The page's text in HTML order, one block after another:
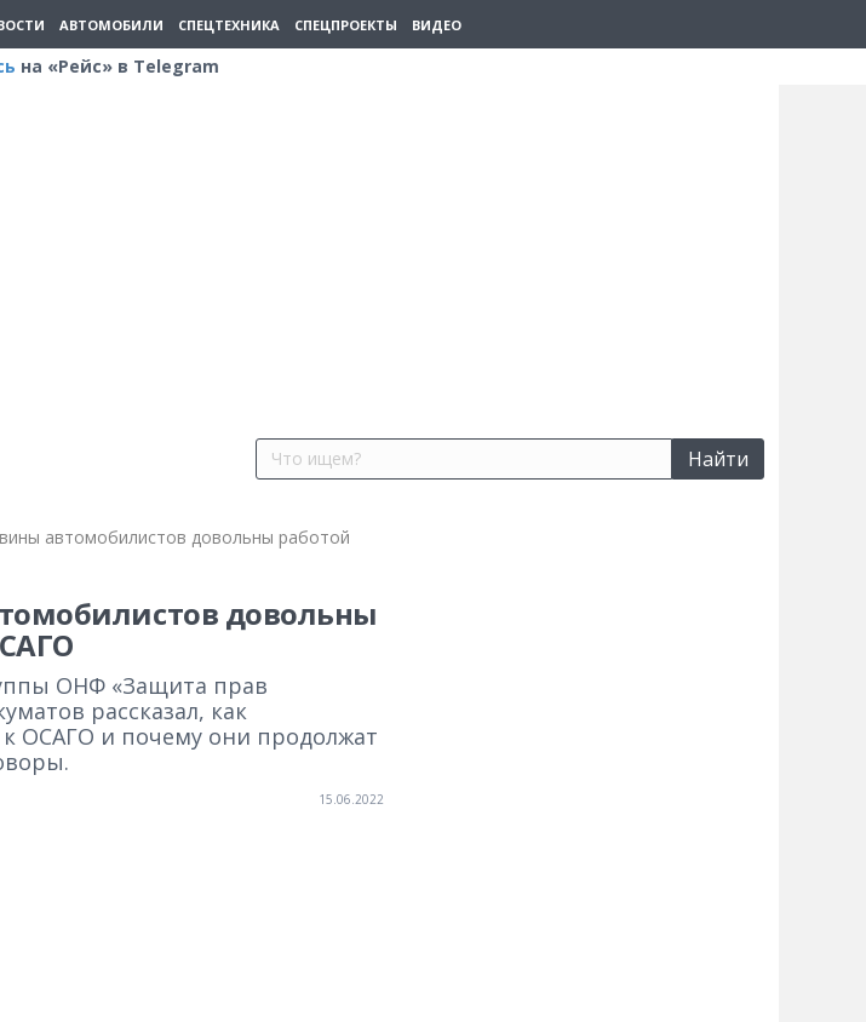
АВТОМОБИЛИ СПЕЦТЕХНИКА СПЕЦПРОЕКТЫ ВИДЕО
на «Рейс» в Telegram
Найти
автомобилистов довольны работой
довольны
ОНФ «Защита прав
рассказал, как
к ОСАГО и почему они продолжат
15.06.2022